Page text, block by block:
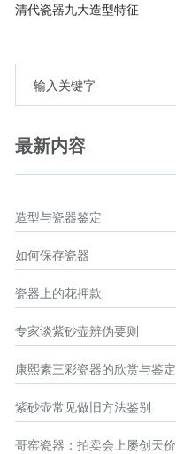
清代瓷器九大造型特征
最新内容
造型与瓷器鉴定
如何保存瓷器
瓷器上的花押款
专家谈紫砂壶辨伪要则
康熙素三彩瓷器的欣赏与鉴定
紫砂壶常见做旧方法鉴别
哥窑瓷器：拍卖会上屡创天价